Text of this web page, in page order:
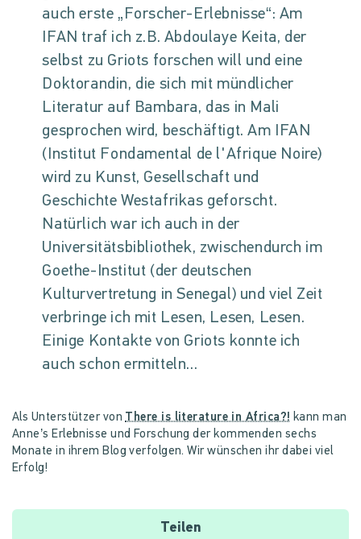
auch erste „Forscher-Erlebnisse“: Am
IFAN traf ich z.B. Abdoulaye Keita, der
selbst zu Griots forschen will und eine
Doktorandin, die sich mit mündlicher
Literatur auf Bambara, das in Mali
gesprochen wird, beschäftigt. Am IFAN
(Institut Fondamental de l'Afrique Noire)
wird zu Kunst, Gesellschaft und
Geschichte Westafrikas geforscht.
Natürlich war ich auch in der
Universitätsbibliothek, zwischendurch im
Goethe-Institut (der deutschen
Kulturvertretung in Senegal) und viel Zeit
verbringe ich mit Lesen, Lesen, Lesen.
Einige Kontakte von Griots konnte ich
auch schon ermitteln...
Als Unterstützer von There is literature in Africa?! kann man
Anne’s Erlebnisse und Forschung der kommenden sechs
Monate in ihrem Blog verfolgen. Wir wünschen ihr dabei viel
Erfolg!
Teilen